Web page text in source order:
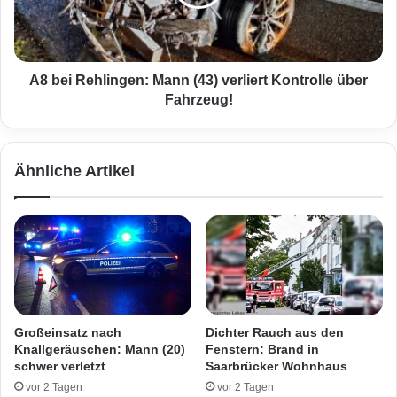
t
r
e
p
a
a
n
d
–
W
r
e
r
R
e
h
l
:
n
n
(
4
3
v
A8 bei Rehlingen: Mann (43) verliert Kontrolle über
Fahrzeug!
Ähnliche Artikel
Großeinsatz nach
Knallgeräuschen: Mann (20)
schwer verletzt
vor 2 Tagen
Dichter Rauch aus den
Fenstern: Brand in
Saarbrücker Wohnhaus
vor 2 Tagen